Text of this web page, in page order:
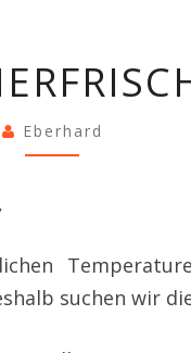
Eberhard
suchen wir